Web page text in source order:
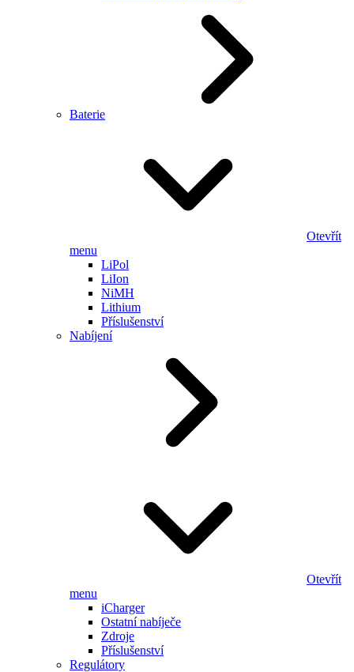
Baterie
Otevřít
menu
LiPol
LiIon
NiMH
Lithium
Příslušenství
Nabíjení
Otevřít
menu
iCharger
Ostatní nabíječe
Zdroje
Příslušenství
Regulátory